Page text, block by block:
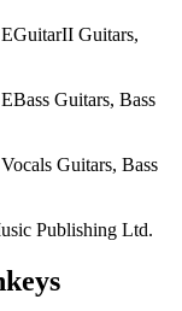
Publishing Ltd.